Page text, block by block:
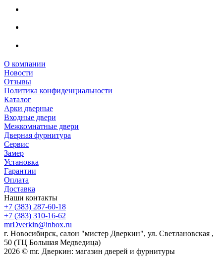
О компании
Новости
Отзывы
Политика конфиденциальности
Каталог
Арки дверные
Входные двери
Межкомнатные двери
Дверная фурнитура
Сервис
Замер
Установка
Гарантии
Оплата
Доставка
Наши контакты
+7 (383) 287-60-18
+7 (383) 310-16-62
mrDverkin@inbox.ru
г. Новосибирск, салон "мистер Дверкин", ул. Светлановская ,
50 (ТЦ Большая Медведица)
2026 © mr. Дверкин: магазин дверей и фурнитуры